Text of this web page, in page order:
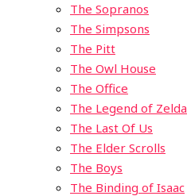
The Sopranos
The Simpsons
The Pitt
The Owl House
The Office
The Legend of Zelda
The Last Of Us
The Elder Scrolls
The Boys
The Binding of Isaac